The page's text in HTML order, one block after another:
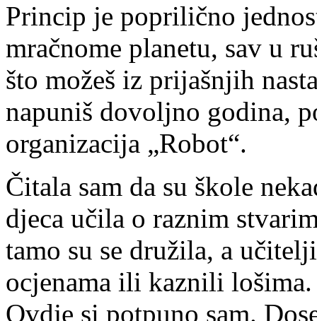
Princip je poprilično
mračnome planetu, sav u
što možeš iz prijašnjih
napuniš dovoljno godina,
organizacija „Robot“.
Čitala sam da su škole
djeca učila o raznim
tamo su se družila, a
ocjenama ili kaznili
Ovdje si potpuno sam.